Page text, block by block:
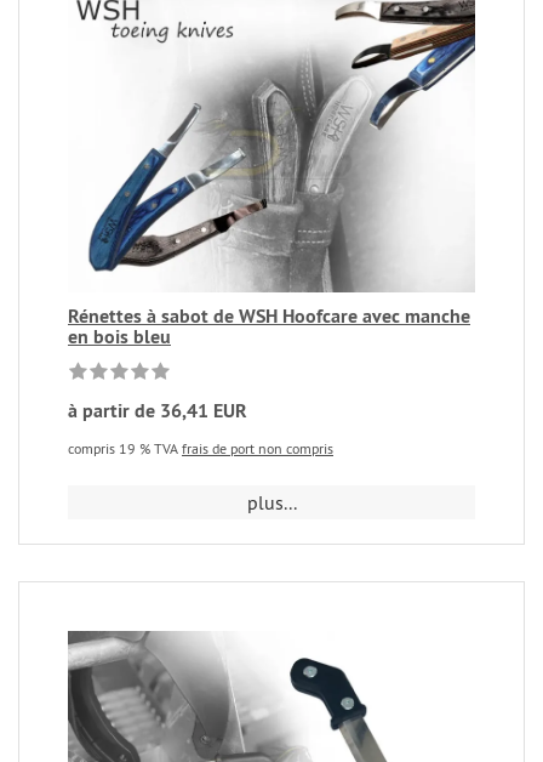
Rénettes à sabot de WSH Hoofcare avec manche
en bois bleu
à partir de 36,41 EUR
compris 19 % TVA frais de port non compris
plus...